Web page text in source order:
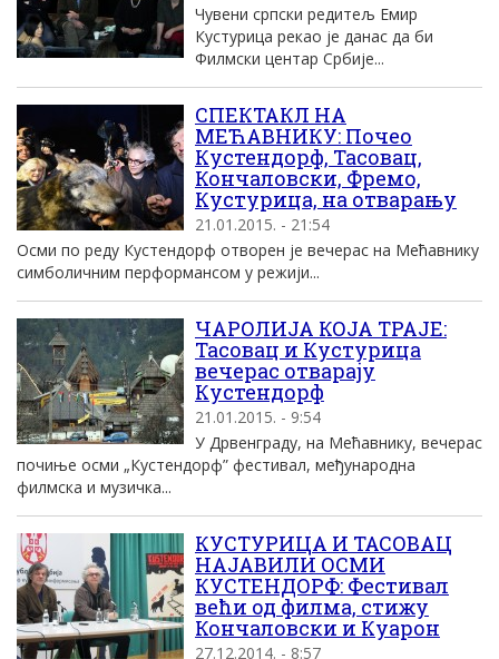
Чувени српски редитељ Емир
Кустурица рекао је данас да би
Филмски центар Србије...
СПЕКТАКЛ НА
МЕЋАВНИКУ: Почео
Кустендорф, Тасовац,
Кончаловски, Фремо,
Кустурица, на отварању
21.01.2015. - 21:54
Осми по реду Кустендорф отворен је вечерас на Мећавнику
симболичним перформансом у режији...
ЧАРОЛИЈА КОЈА ТРАЈЕ:
Тасовац и Кустурица
вечерас отварају
Кустендорф
21.01.2015. - 9:54
У Дрвенграду, на Мећавнику, вечерас
почиње осми „Кустендорф” фестивал, међународна
филмска и музичка...
КУСТУРИЦА И ТАСОВАЦ
НАЈАВИЛИ ОСМИ
КУСТЕНДОРФ: Фестивал
већи од филма, стижу
Кончаловски и Куарон
27.12.2014. - 8:57